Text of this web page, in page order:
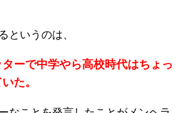
というのは、
ーで中学やら高校時代はちょっ
た。